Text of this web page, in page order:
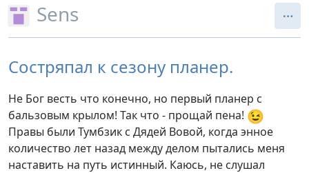
Sens
Состряпал к сезону планер.
Не Бог весть что конечно, но первый планер с
бальзовым крылом! Так что - прощай пена! 😉
Правы были Тумбзик с Дядей Вовой, когда энное
количество лет назад между делом пытались меня
наставить на путь истинный. Каюсь, не слушал